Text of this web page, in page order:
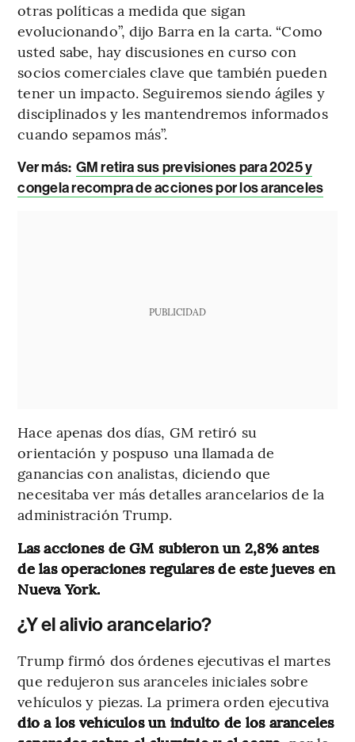
otras políticas a medida que sigan
evolucionando”, dijo Barra en la carta. “Como
usted sabe, hay discusiones en curso con
socios comerciales clave que también pueden
tener un impacto. Seguiremos siendo ágiles y
disciplinados y les mantendremos informados
cuando sepamos más”.
Ver más: GM retira sus previsiones para 2025 y
congela recompra de acciones por los aranceles
PUBLICIDAD
Hace apenas dos días, GM retiró su
orientación y pospuso una llamada de
ganancias con analistas, diciendo que
necesitaba ver más detalles arancelarios de la
administración Trump.
Las acciones de GM subieron un 2,8% antes
de las operaciones regulares de este jueves en
Nueva York.
¿Y el alivio arancelario?
Trump firmó dos órdenes ejecutivas el martes
que redujeron sus aranceles iniciales sobre
vehículos y piezas. La primera orden ejecutiva
dio a los vehículos un indulto de los aranceles